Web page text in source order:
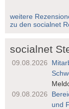
weitere
zu den socialnet
socialnet
09.08.2026
09.08.2026
und